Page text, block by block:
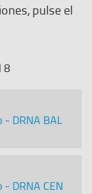
pulse el
8
- DRNA BAL
DRNA CEN